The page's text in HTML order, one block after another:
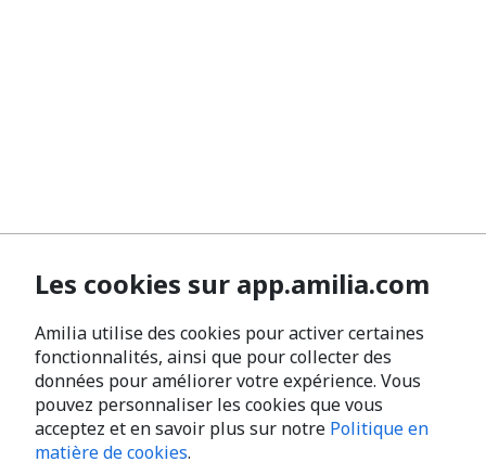
Les cookies sur app.amilia.com
Amilia utilise des cookies pour activer certaines
fonctionnalités, ainsi que pour collecter des
données pour améliorer votre expérience. Vous
pouvez personnaliser les cookies que vous
acceptez et en savoir plus sur notre Politique en
matière de cookies.